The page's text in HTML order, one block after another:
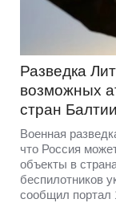
Разведка
возможных
стран Балтии
Военная
что Россия
объекты в
беспилотников
сообщил портал